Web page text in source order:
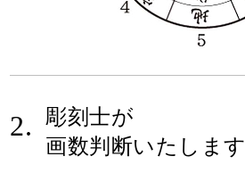
2.
彫刻士が
画数判断いたします